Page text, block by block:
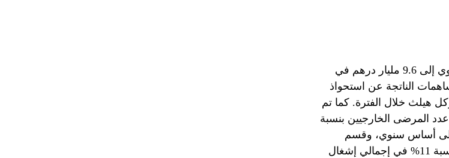
وارتفعت إيرادات المستشفيات بنسبة 83% على أساس سنوي إلى 9.6 مليار درهم في
بالمساهمات الناتجة عن استحواذ
هيلث خلال الفترة. كما تم
المرضى الخارجيين بنسبة
سنوي، والمرضى الداخليين بنسبة 43% على أساس سنوي، وقسم
الطوارئ بنسبة 43% على أساس سنوي) إلى جانب زيادة بنسبة 11% في إجمالي إشغال